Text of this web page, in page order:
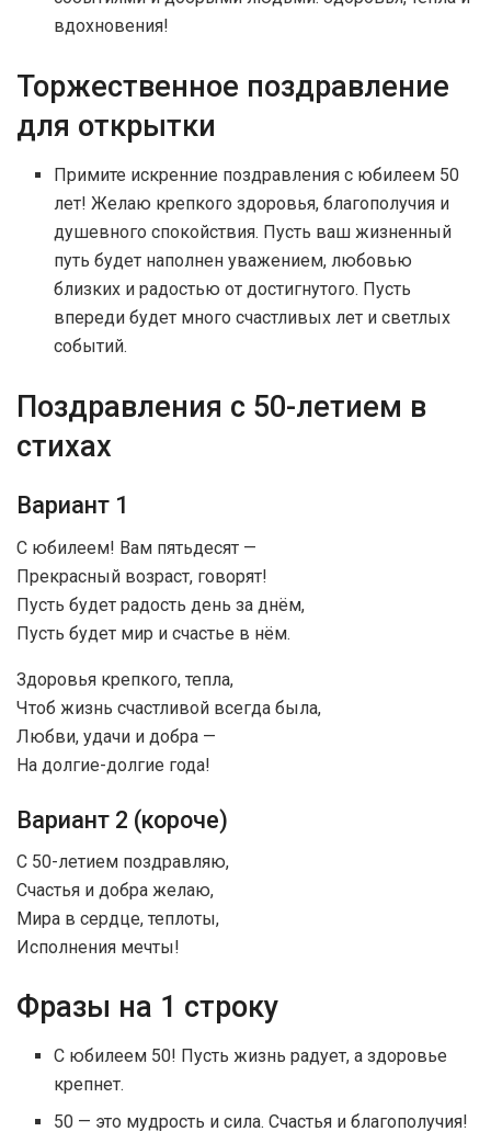
вдохновения!
Торжественное поздравление
для открытки
Примите искренние поздравления с юбилеем 50
лет! Желаю крепкого здоровья, благополучия и
душевного спокойствия. Пусть ваш жизненный
путь будет наполнен уважением, любовью
близких и радостью от достигнутого. Пусть
впереди будет много счастливых лет и светлых
событий.
Поздравления с 50-летием в
стихах
Вариант 1
С юбилеем! Вам пятьдесят —
Прекрасный возраст, говорят!
Пусть будет радость день за днём,
Пусть будет мир и счастье в нём.
Здоровья крепкого, тепла,
Чтоб жизнь счастливой всегда была,
Любви, удачи и добра —
На долгие-долгие года!
Вариант 2 (короче)
С 50-летием поздравляю,
Счастья и добра желаю,
Мира в сердце, теплоты,
Исполнения мечты!
Фразы на 1 строку
С юбилеем 50! Пусть жизнь радует, а здоровье
крепнет.
50 — это мудрость и сила. Счастья и благополучия!